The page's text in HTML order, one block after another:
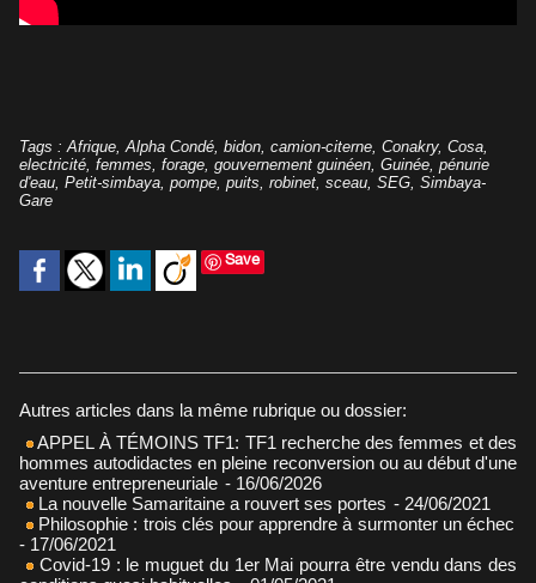
Tags : Afrique Alpha Condé bidon camion-citerne Conakry, Cosa
electricité femmes forage gouvernement guinéen Guinée pénurie
d'eau Petit-simbaya pompe puits robinet sceau SEG Simbaya-
Gare
Save
Autres articles dans la même rubrique ou dossier:
APPEL À TÉMOINS TF1: TF1 recherche des femmes et des
hommes autodidactes en pleine reconversion ou au début d'une
aventure entrepreneuriale - 16/06/2026
La nouvelle Samaritaine a rouvert ses portes - 24/06/2021
Philosophie : trois clés pour apprendre à surmonter un échec
- 17/06/2021
Covid-19 : le muguet du 1er Mai pourra être vendu dans des